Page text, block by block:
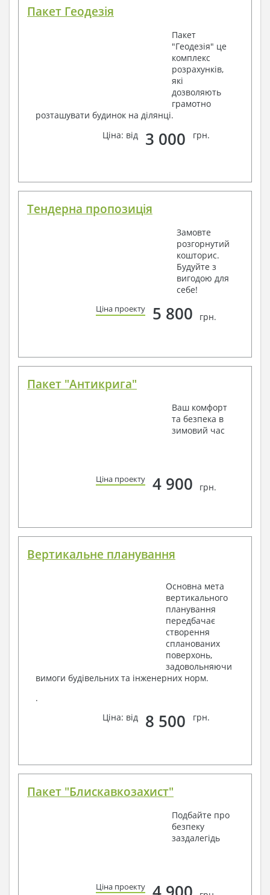
Пакет Геодезія
Пакет
"Геодезія" це
комплекс
розрахунків,
які
дозволяють
грамотно
розташувати будинок на ділянці.
Ціна: від
3 000 грн.
Тендерна пропозиція
Замовте
розгорнутий
кошторис.
Будуйте з
вигодою для
себе!
Ціна проекту 5 800 грн.
Пакет "Антикрига"
Ваш комфорт
та безпека в
зимовий час
Ціна проекту 4 900 грн.
Вертикальне планування
Основна мета
вертикального
планування
передбачає
створення
спланованих
поверхонь,
задовольняючи
вимоги будівельних та інженерних норм.
.
Ціна: від
8 500 грн.
Пакет "Блискавкозахист"
Подбайте про
безпеку
заздалегідь
Ціна проекту